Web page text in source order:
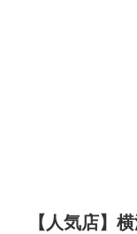
【人気店】